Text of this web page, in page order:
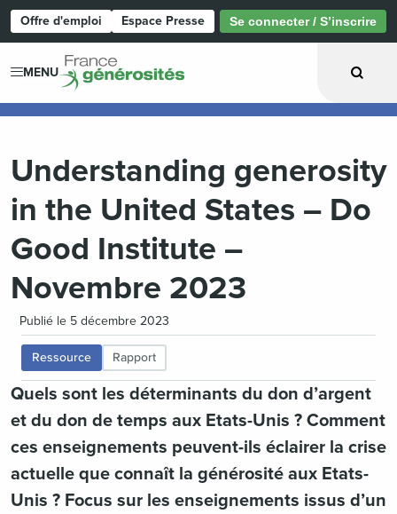
Offre d'emploi Espace Presse Se connecter / S’inscrire
MENU
Understanding generosity
in the United States – Do
Good Institute –
Novembre 2023
Publié le 5 décembre 2023
Ressource Rapport
Quels sont les déterminants du don d’argent
et du don de temps aux Etats-Unis ? Comment
ces enseignements peuvent-ils éclairer la crise
actuelle que connaît la générosité aux Etats-
Unis ? Focus sur les enseignements issus d’un